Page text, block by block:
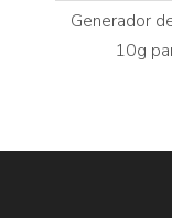
Generador
10g